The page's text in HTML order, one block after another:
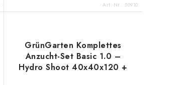
Art.-Nr.:50910
GrünGarten Komplettes
Anzucht-Set Basic 1.0 –
Hydro Shoot 40x40x120 +